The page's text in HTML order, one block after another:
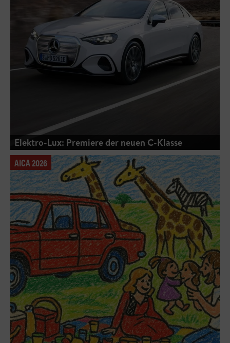
Elektro-Lux: Premiere der neuen C-Klasse
AICA 2026